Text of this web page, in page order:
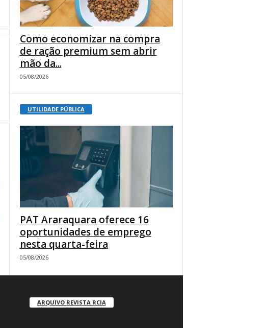
Como economizar na compra
de ração premium sem abrir
mão da...
05/08/2026
UTILIDADE PÚBLICA
PAT Araraquara oferece 16
oportunidades de emprego
nesta quarta-feira
05/08/2026
ARQUIVO REVISTA RCIA